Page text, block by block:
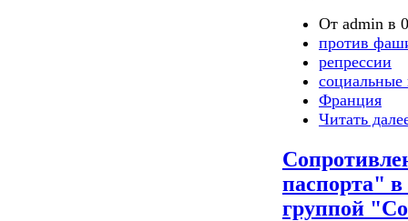
От admin в
против
репрессии
социальные
Франция
Читать
паспорта"
группой